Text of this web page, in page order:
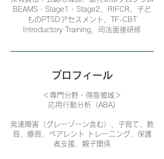
BEAMS・Stage1・Stage2、RIFCR、子ど
ものPTSDアセスメント、TF-CBT
Introductory Training、司法面接研修
プロフィール
＜専門分野・得意領域＞
応用行動分析（ABA)
発達障害（グレーゾーン含む）、子育て、教
育、療育、ペアレント トレーニング、保護
者支援、親子関係